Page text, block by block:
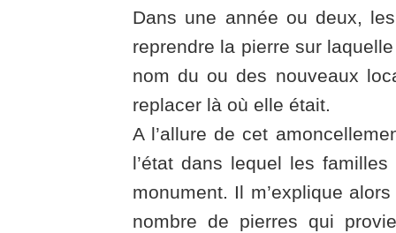
Dans une année ou deux,
reprendre la pierre sur
nom du ou des nouveaux
replacer là où elle était.
A l’allure de cet
l’état dans lequel les
monument. Il m’explique
nombre de pierres qui